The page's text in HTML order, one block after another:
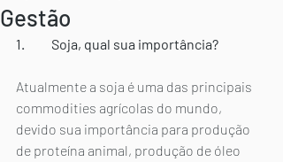
Gestão
1.	Soja, qual sua importância?
Atualmente a soja é uma das principais
commodities agrícolas do mundo,
devido sua importância para produção
de proteína animal, produção de óleo